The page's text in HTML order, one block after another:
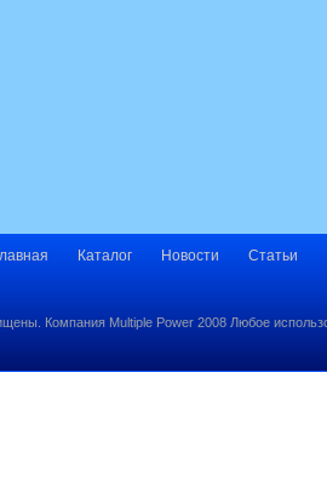
Каталог Новости Статьи
Компания Multiple Power 2008 Любое